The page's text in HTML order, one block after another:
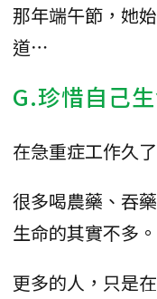
那年端午節，她
道⋯
G.珍惜自己
在急重症工作久
很多喝農藥、吞
生命的其實不多。
更多的人，只是